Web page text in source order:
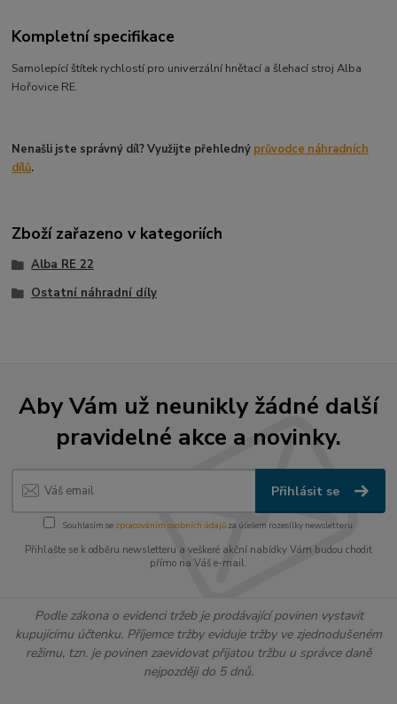
Kompletní specifikace
Samolepící štítek rychlostí pro univerzální hnětací a šlehací stroj Alba
Hořovice RE.
Nenašli jste správný díl? Využijte přehledný průvodce náhradních
dílů.
Zboží zařazeno v kategoriích
Alba RE 22
Ostatní náhradní díly
Aby Vám už neunikly žádné další
pravidelné akce a novinky.
Přihlásit se
Souhlasím se zpracováním osobních údajůza účelem rozesílky newsletteru.
Přihlašte se k odběru newsletteru a veškeré akční nabídky Vám budou chodit
přímo na Váš e-mail.
Podle zákona o evidenci tržeb je prodávající povinen vystavit
kupujícímu účtenku. Příjemce tržby eviduje tržby ve zjednodušeném
režimu, tzn. je povinen zaevidovat přijatou tržbu u správce daně
nejpozději do 5 dnů.